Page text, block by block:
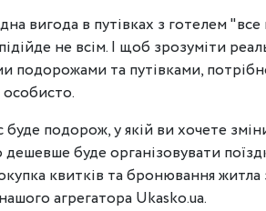
вигода в путівках з готелем
не всім. І щоб зрозуміти
подорожами та путівками,
подорож, у якій ви хочете
дешевше буде організовувати
квитків та бронювання житла
агрегатора Ukasko.ua.